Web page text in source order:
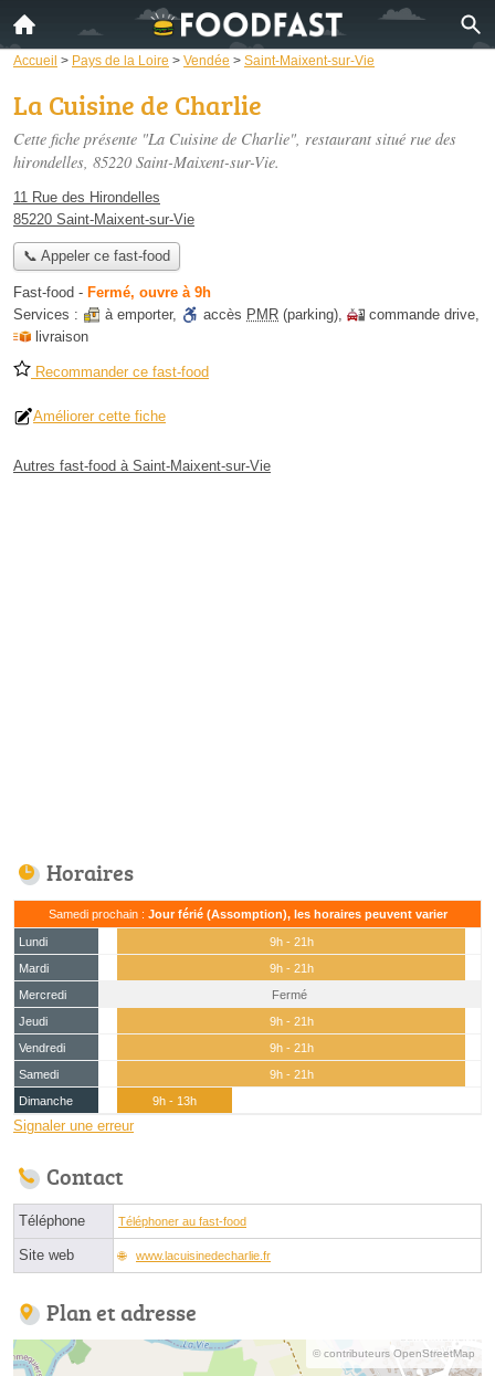
Accueil > Pays de la Loire > Vendée > Saint-Maixent-sur-Vie
La Cuisine de Charlie
Cette fiche présente "La Cuisine de Charlie", restaurant situé rue des
hirondelles, 85220 Saint-Maixent-sur-Vie.
11 Rue des Hirondelles
85220 Saint-Maixent-sur-Vie
📞 Appeler ce fast-food
Fast-food - Fermé, ouvre à 9h
Services :
à emporter, accès PMR (parking), commande drive,
livraison
Recommander ce fast-food
Améliorer cette fiche
Autres fast-food à Saint-Maixent-sur-Vie
Horaires
Samedi prochain : Jour férié (Assomption), les horaires peuvent varier
Lundi
9h - 21h
Mardi
9h - 21h
Mercredi
Fermé
Jeudi
9h - 21h
Vendredi
9h - 21h
Samedi
9h - 21h
Dimanche
9h - 13h
Signaler une erreur
Contact
Téléphone Téléphoner au fast-food
Site web www.lacuisinedecharlie.fr
Plan et adresse
© contributeurs OpenStreetMap